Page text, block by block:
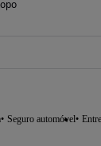
Seguro automóvel